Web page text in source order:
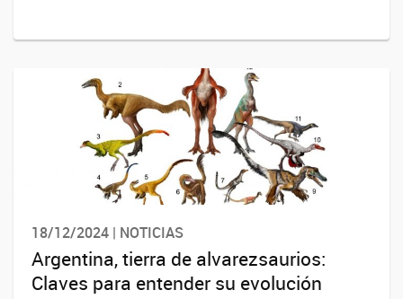
18/12/2024 | NOTICIAS
Argentina, tierra de alvarezsaurios:
Claves para entender su evolución